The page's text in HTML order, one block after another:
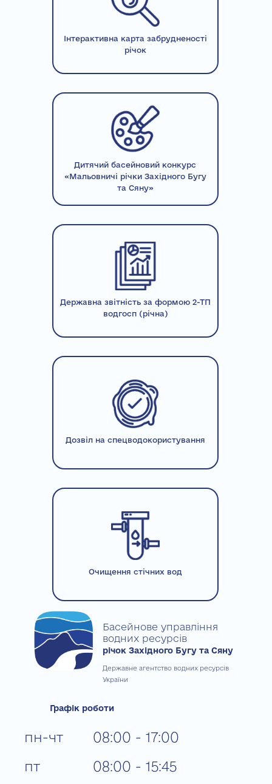
Інтерактивна карта забрудненості
річок
Дитячий басейновий конкурс
«Мальовничі річки Західного Бугу
та Сяну»
Державна звітність за формою 2-ТП
водгосп (річна)
Дозвіл на спецводокористування
Очищення стічних вод
Басейнове управління
водних ресурсів
річок Західного Бугу та Сяну
Державне агентство водних ресурсів
України
Графік роботи
пн-чт
пт
08:00 - 17:00
08:00 - 15:45